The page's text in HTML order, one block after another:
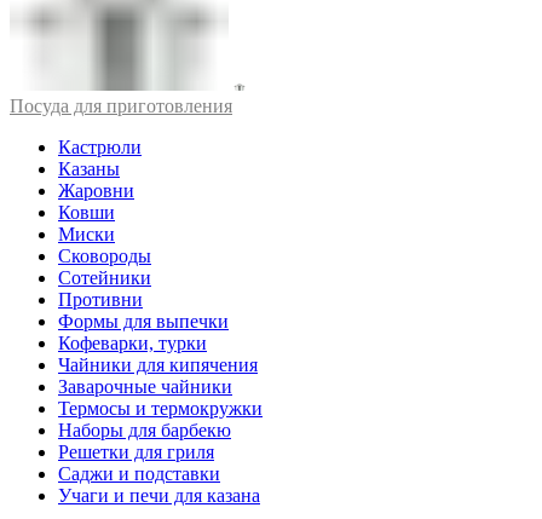
Посуда для приготовления
Кастрюли
Казаны
Жаровни
Ковши
Миски
Сковороды
Сотейники
Противни
Формы для выпечки
Кофеварки, турки
Чайники для кипячения
Заварочные чайники
Термосы и термокружки
Наборы для барбекю
Решетки для гриля
Саджи и подставки
Учаги и печи для казана